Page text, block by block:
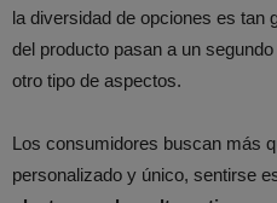
la diversidad de opciones es tan
del producto pasan a un
otro tipo de aspectos.
Los consumidores buscan más
personalizado y único, sentirse